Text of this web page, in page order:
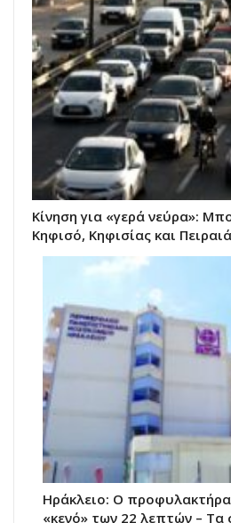
Κίνηση για «γερά νεύρα»:
Κηφισό, Κηφισίας και
Ηράκλειο: Ο
«κενό» των 22 λεπτών –